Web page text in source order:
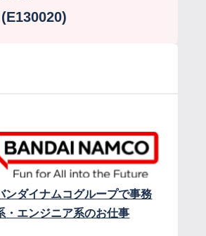
ンダイナムコグループで事務
・エンジニア系のお仕事